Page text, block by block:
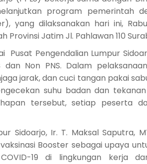
program pemerintah
yang dilaksanakan hari ini,
Jatim Jl. Pahlawan 110
Pusat Pengendalian Lumpur
Non PNS. Dalam
jarak, dan cuci tangan pakai
suhu badan dan
tersebut, setiap peserta
Sidoarjo, Ir. T. Maksal Saputra,
Booster sebagai upaya
19 di lingkungan kerja